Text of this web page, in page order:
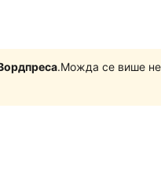
.Можда се више